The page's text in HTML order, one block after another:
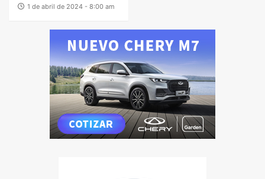
1 de abril de 2024 - 8:00 am